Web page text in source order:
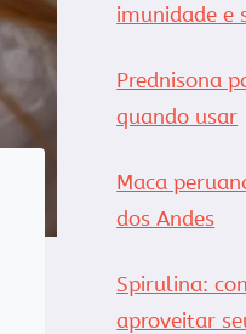
imunidade e
Prednisona
quando usar
Maca
dos Andes
Spirulina:
aproveitar